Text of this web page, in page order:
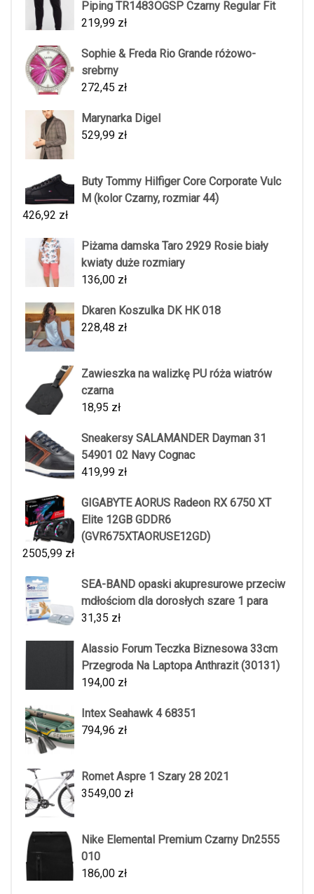
Piping TR1483OGSP Czarny Regular Fit
219,99 zł
Sophie & Freda Rio Grande różowo-
srebrny
272,45 zł
Marynarka Digel
529,99 zł
Buty Tommy Hilfiger Core Corporate Vulc
M (kolor Czarny, rozmiar 44)
426,92 zł
Piżama damska Taro 2929 Rosie biały
kwiaty duże rozmiary
136,00 zł
Dkaren Koszulka DK HK 018
228,48 zł
Zawieszka na walizkę PU róża wiatrów
czarna
18,95 zł
Sneakersy SALAMANDER Dayman 31
54901 02 Navy Cognac
419,99 zł
GIGABYTE AORUS Radeon RX 6750 XT
Elite 12GB GDDR6
(GVR675XTAORUSE12GD)
2505,99 zł
SEA-BAND opaski akupresurowe przeciw
mdłościom dla dorosłych szare 1 para
31,35 zł
Alassio Forum Teczka Biznesowa 33cm
Przegroda Na Laptopa Anthrazit (30131)
194,00 zł
Intex Seahawk 4 68351
794,96 zł
Romet Aspre 1 Szary 28 2021
3549,00 zł
Nike Elemental Premium Czarny Dn2555
010
186,00 zł